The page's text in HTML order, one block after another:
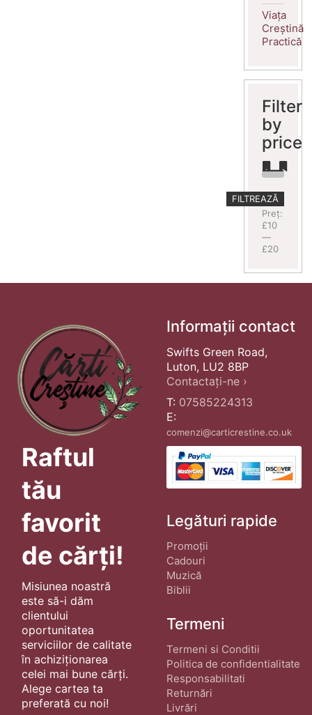
Viața
Creștină
Practică
Filter
by
price
Preț
minim
Preț
maxim
FILTREAZĂ
Preț:
£10
—
£20
Raftul
tău
favorit
de cărți!
Misiunea noastră
este să-i dăm
clientului
oportunitatea
serviciilor de calitate
în achiziționarea
celei mai bune cărți.
Alege cartea ta
preferată cu noi!
Informații contact
Swifts Green Road,
Luton, LU2 8BP
Contactați-ne ›
T: 07585224313
E:
comenzi@carticrestine.co.uk
Legături rapide
Promoții
Cadouri
Muzică
Biblii
Termeni
Termeni si Conditii
Politica de confidentialitate
Responsabilitati
Returnări
Livrări